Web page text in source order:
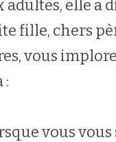
adultes, elle a
fille, chers
vous
:
vous vous